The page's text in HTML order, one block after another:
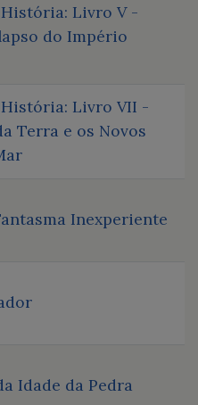
Livro V -
do Império
Livro VII -
Terra e os Novos
Inexperiente
Idade da Pedra